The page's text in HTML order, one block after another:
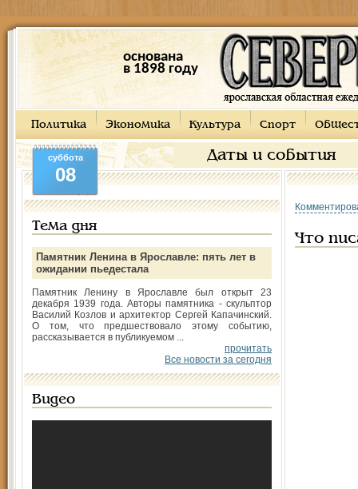
основана
в 1898 году
Политика Экономика Культура Спорт
Даты и события
суббота
08
Тема дня
Памятник Ленина в Ярославле: пять лет в
ожидании пьедестала
Памятник Ленину в Ярославле был открыт 23
декабря 1939 года. Авторы памятника - скульптор
Василий Козлов и архитектор Сергей Капачинский.
О том, что предшествовало этому событию,
рассказывается в публикуемом ...
прочитать
Все новости за сегодня
Видео
Что